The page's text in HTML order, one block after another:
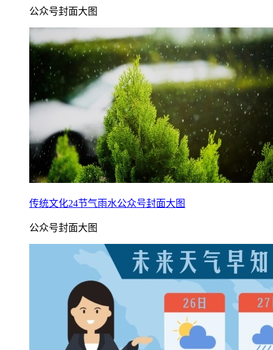
公众号封面大图
传统文化24节气雨水公众号封面大图
公众号封面大图